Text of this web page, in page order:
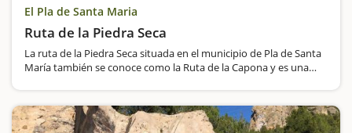
El Pla de Santa Maria
Ruta de la Piedra Seca
La ruta de la Piedra Seca situada en el municipio de Pla de Santa
María también se conoce como la Ruta de la Capona y es una